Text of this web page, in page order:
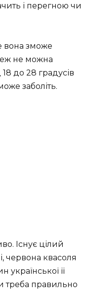
і перегною чи
вона зможе
не можна
до 28 градусів
заболіть.
Існує цілий
червона квасоля
її
треба правильно